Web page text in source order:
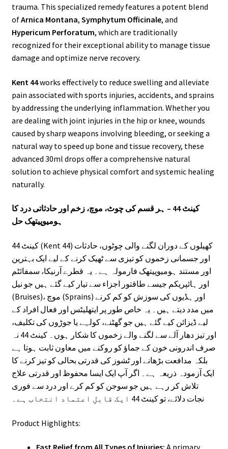
trauma. This specialized remedy features a potent blend
ofArnica Montana, Symphytum Officinale, and
Hypericum Perforatum, which are traditionally
recognized for their exceptional ability to manage tissue
damage and optimize nerve recovery.
Kent 44works effectively to reduce swelling and alleviate
pain associated with sports injuries, accidents, and sprains
by addressing the underlying inflammation. Whether you
are dealing with joint injuries in the hip or knee, wounds
caused by sharp weapons involving bleeding, or seeking a
natural way to speed up bone and tissue recovery, these
advanced 30ml drops offer a comprehensive natural
solution to achieve physical comfort and systemic healing
naturally.
کینٹ 44 – ہر قسم کی چوٹ، موچ، زخم اور حادثاتی درد کا
ہومیوپیتھک حل
کینٹ 44 (Kent 44) کھیلوں کے دوران لگنے والی چوٹوں، حادثات
اور جسمانی زخموں کو تیزی سے ٹھیک کرنے کے لیے ایک بہترین
اور مستند ہومیوپیتھک فارمولہ ہے۔ یہ قطرے آرنیکا، سمفائٹم
اور ہائپریکم جیسے طاقتور اجزاء سے تیار کیے گئے ہیں جو نیل
(Bruises)، موچ (Sprains) اور ہڈیوں کی سوزش کو کم کرنے
میں مدد دیتے ہیں۔ یہ خاص طور پر ایتھلیٹس اور فعال افراد کے
لیے ڈیزائن کیے گئے ہیں جو گھٹنے، کولہے یا جوڑوں کی تکلیف،
اور تیز دھار آلے سے لگنے والے زخموں کا شکار ہوں۔ کینٹ 44 نہ
صرف اندرونی خون کے جماؤ کو روکنے میں معاون ثابت ہوتا ہے
بلکہ مدافعت بڑھانے اور ٹشوز کی قدرتی بحالی کو تیز کرنے کا
ایک آزمودہ ذریعہ ہے۔ اگر آپ ایک ایسا محفوظ اور قدرتی علاج
تلاش کر رہے ہیں جو سوجن کو کم کرے اور درد سے فوری
نجات دلائے، تو کینٹ 44 ایک قابلِ اعتماد انتخاب ہے۔
Product Highlights: